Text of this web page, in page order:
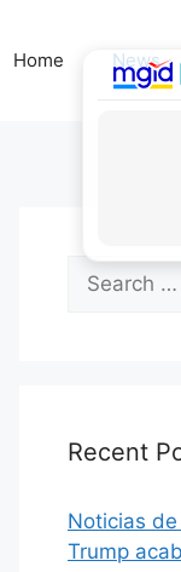
Home News
Search
for:
Recent
Noticias
Trump